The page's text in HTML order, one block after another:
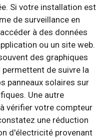
Si votre installation est
de surveillance en
à des données
ou un site web.
des graphiques
de suivre la
panneaux solaires sur
Une autre
vérifier votre compteur
une réduction
d'électricité provenant